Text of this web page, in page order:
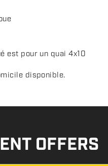
est pour un quai 4x10
disponible.
OFFERS